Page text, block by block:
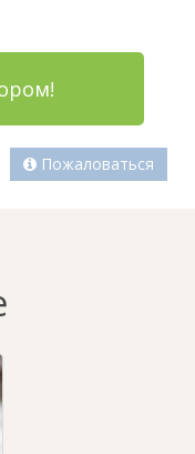
Пожаловаться